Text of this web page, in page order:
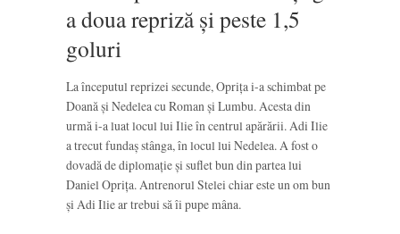
a doua repriză și peste 1,5
goluri
La începutul reprizei secunde, Oprița i-a schimbat pe
Doană și Nedelea cu Roman și Lumbu. Acesta din
urmă i-a luat locul lui Ilie în centrul apărării. Adi Ilie
a trecut fundaș stânga, în locul lui Nedelea. A fost o
dovadă de diplomație și suflet bun din partea lui
Daniel Oprița. Antrenorul Stelei chiar este un om bun
și Adi Ilie ar trebui să îi pupe mâna.